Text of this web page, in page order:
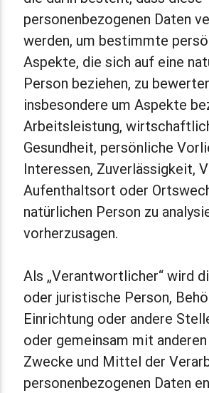
personenbezogenen Daten
werden, um bestimmte
Aspekte, die sich auf eine
Person beziehen, zu
insbesondere um Aspekte
Arbeitsleistung,
Gesundheit, persönliche
Interessen, Zuverlässigkeit,
Aufenthaltsort oder
natürlichen Person zu
vorherzusagen.
Als „Verantwortlicher“ wird
oder juristische Person,
Einrichtung oder andere
oder gemeinsam mit
Zwecke und Mittel der
personenbezogenen Daten